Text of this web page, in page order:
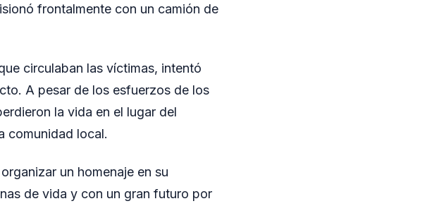
frontalmente con un camión de
circulaban las víctimas, intentó
A pesar de los esfuerzos de los
la vida en el lugar del
comunidad local.
un homenaje en su
de vida y con un gran futuro por